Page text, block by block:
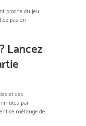
proche du jeu
pas en
Lancez
et des
par
ce mélange de